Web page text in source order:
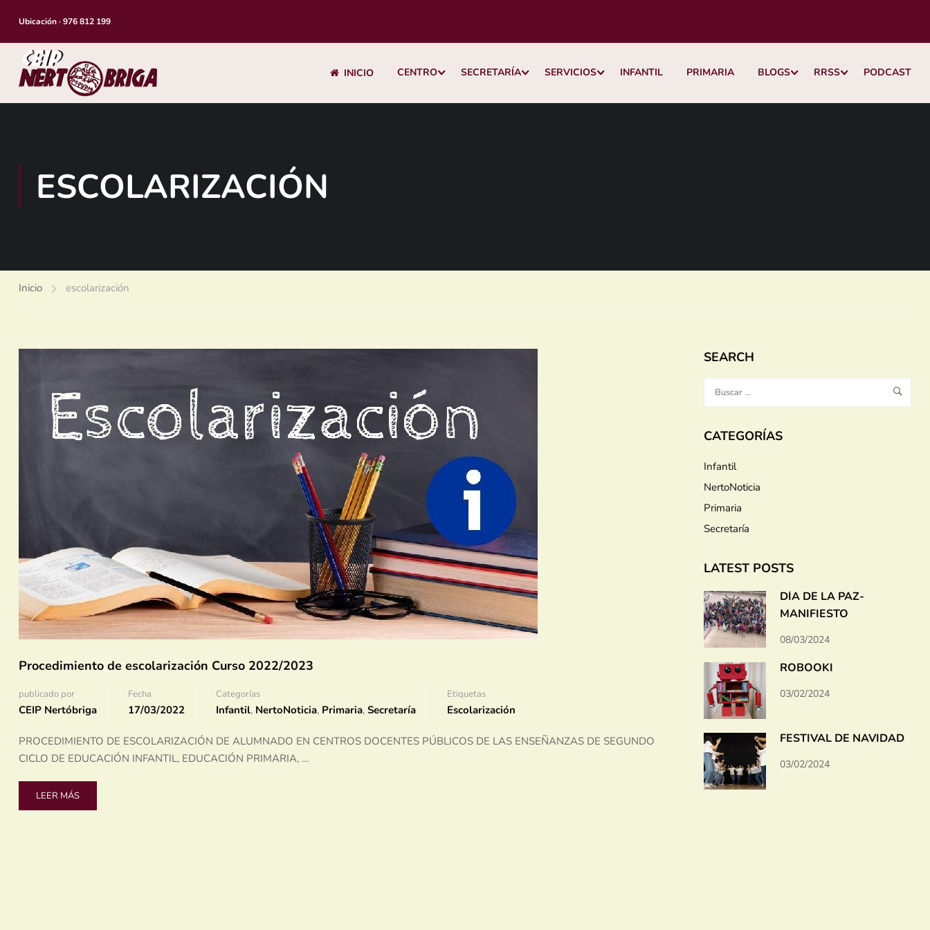
Ubicación·976 812 199
INICIO CENTRO SECRETARÍA SERVICIOS INFANTIL PRIMARIA BLOGS RRSS PODCAST
ESCOLARIZACIÓN
Inicio escolarización
Procedimiento de escolarización Curso 2022/2023
publicado por
CEIP Nertóbriga
Fecha
17/03/2022
Categorías
Infantil, NertoNoticia, Primaria, Secretaría
Etiquetas
Escolarización
PROCEDIMIENTO DE ESCOLARIZACIÓN DE ALUMNADO EN CENTROS DOCENTES PÚBLICOS DE LAS ENSEÑANZAS DE SEGUNDO
CICLO DE EDUCACIÓN INFANTIL, EDUCACIÓN PRIMARIA, …
READ
MORE
LEER MÁS
SEARCH
CATEGORÍAS
Infantil
NertoNoticia
Primaria
Secretaría
LATEST POSTS
DÍA DE LA PAZ-
MANIFIESTO
08/03/2024
ROBOOKI
03/02/2024
FESTIVAL DE NAVIDAD
03/02/2024